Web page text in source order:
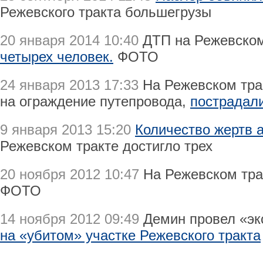
Режевского тракта большегрузы
20 января 2014 10:40 ДТП на
четырех человек. ФОТО
24 января 2013 17:33 На Режевском
на ограждение путепровода,
9 января 2013 15:20 Количество жертв
Режевском тракте достигло трех
20 ноября 2012 10:47 На Режевском
ФОТО
14 ноября 2012 09:49 Демин провел
на «убитом» участке Режевского тракта